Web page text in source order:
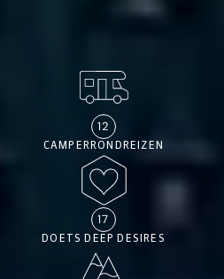
CAMPERRONDREIZEN
12
DOETS DEEP DESIRES
17